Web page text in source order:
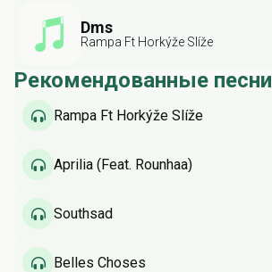
Dms
Rampa Ft Horkýže Slíže
Рекомендованные песни
Rampa Ft Horkýže Slíže
Aprilia (Feat. Rounhaa)
Southsad
Belles Choses